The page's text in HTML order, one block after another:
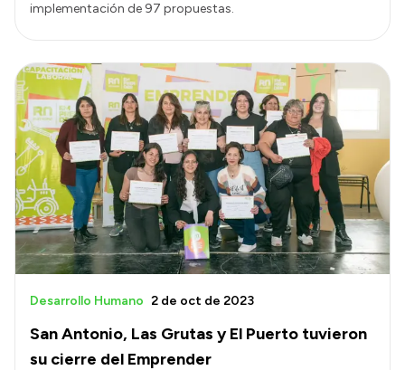
implementación de 97 propuestas.
San Antonio, Las Grutas y El Puerto tuvieron
su cierre del Emprender
Desarrollo Humano 2 de oct de 2023